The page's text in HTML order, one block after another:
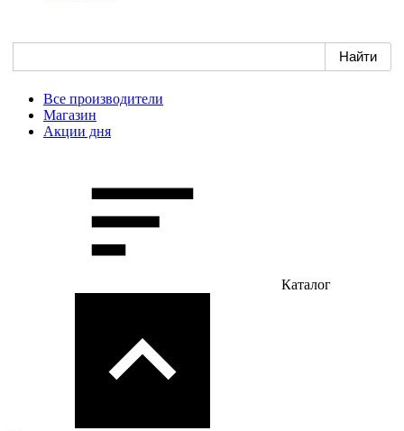
Все производители
Магазин
Акции дня
Каталог